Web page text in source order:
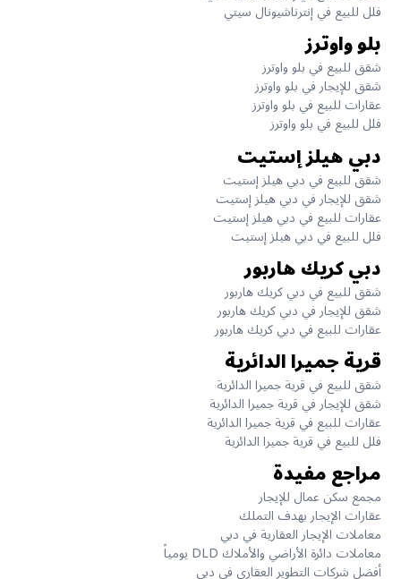
فلل للبيع في إنترناشيونال سيتي
بلو واوترز
شقق للبيع في بلو واوترز
شقق للإيجار في بلو واوترز
عقارات للبيع في بلو واوترز
فلل للبيع في بلو واوترز
دبي هيلز إستيت
شقق للبيع في دبي هيلز إستيت
شقق للإيجار في دبي هيلز إستيت
عقارات للبيع في دبي هيلز إستيت
فلل للبيع في دبي هيلز إستيت
دبي كريك هاربور
شقق للبيع في دبي كريك هاربور
شقق للإيجار في دبي كريك هاربور
عقارات للبيع في دبي كريك هاربور
قرية جميرا الدائرية
شقق للبيع في قرية جميرا الدائرية
شقق للإيجار في قرية جميرا الدائرية
عقارات للبيع في قرية جميرا الدائرية
فلل للبيع في قرية جميرا الدائرية
مراجع مفيدة
مجمع سكن عمال للإيجار
عقارات الإيجار بهدف التملك
معاملات الإيجار العقارية في دبي
معاملات دائرة الأراضي والأملاك DLD يومياً
أفضل شركات التطوير العقاري في دبي